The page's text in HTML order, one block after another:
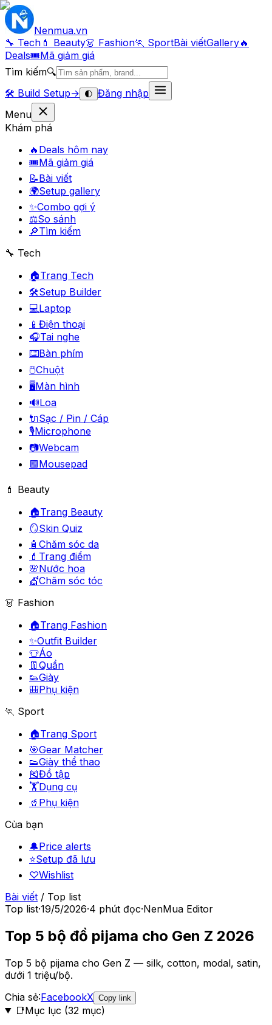
Nenmua.vn
🔧 Tech 💄 Beauty👗 Fashion🏃 SportBài viếtGallery🔥
Deals🎟Mã giảm giá
Tìm kiếm🔍
🛠️ Build Setup→ 🌓 Đăng nhập
Menu
Khám phá
🔥 Deals hôm nay
🎟Mã giảm giá
📝Bài viết
🌍Setup gallery
✨Combo gợi ý
⚖️So sánh
🔎Tìm kiếm
🔧 Tech
🏠Trang Tech
🛠️Setup Builder
💻Laptop
📱 Điện thoại
🎧Tai nghe
⌨️Bàn phím
🖱️Chuột
🖥️Màn hình
🔊Loa
🔌Sạc / Pin / Cáp
🎙️Microphone
📷Webcam
🟪Mousepad
💄 Beauty
🏠Trang Beauty
🪞Skin Quiz
🧴 Chăm sóc da
💄 Trang điểm
🌸Nước hoa
💇Chăm sóc tóc
👗 Fashion
🏠Trang Fashion
✨Outfit Builder
👕Áo
👖 Quần
👟Giày
🎒Phụ kiện
🏃 Sport
🏠Trang Sport
🎯Gear Matcher
👟Giày thể thao
🎽Đồ tập
🏋️Dụng cụ
🥤 Phụ kiện
Của bạn
🔔Price alerts
⭐Setup đã lưu
♡Wishlist
Bài viết / Top list
Top list·19/5/2026·4 phút đọc·NenMua Editor
Top 5 bộ đồ pijama cho Gen Z 2026
Top 5 bộ pijama cho Gen Z — silk, cotton, modal, satin,
dưới 1 triệu/bộ.
Chia sẻ:FacebookX Copy link
📑Mục lục (32 mục)